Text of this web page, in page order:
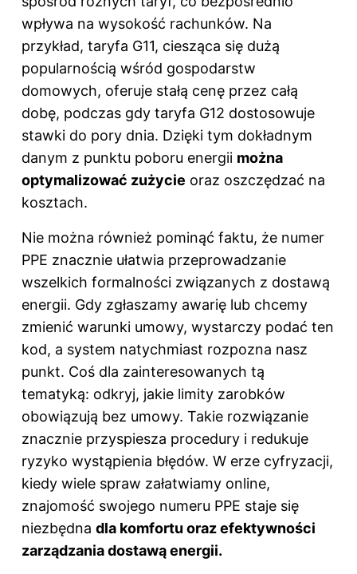
wpływa na wysokość rachunków. Na
przykład, taryfa G11, ciesząca się dużą
popularnością wśród gospodarstw
domowych, oferuje stałą cenę przez całą
dobę, podczas gdy taryfa G12 dostosowuje
stawki do pory dnia. Dzięki tym dokładnym
danym z punktu poboru energii można
optymalizować zużycie oraz oszczędzać na
kosztach.
Nie można również pominąć faktu, że numer
PPE znacznie ułatwia przeprowadzanie
wszelkich formalności związanych z dostawą
energii. Gdy zgłaszamy awarię lub chcemy
zmienić warunki umowy, wystarczy podać ten
kod, a system natychmiast rozpozna nasz
punkt. Coś dla zainteresowanych tą
tematyką: odkryj, jakie limity zarobków
obowiązują bez umowy. Takie rozwiązanie
znacznie przyspiesza procedury i redukuje
ryzyko wystąpienia błędów. W erze cyfryzacji,
kiedy wiele spraw załatwiamy online,
znajomość swojego numeru PPE staje się
niezbędna dla komfortu oraz efektywności
zarządzania dostawą energii.